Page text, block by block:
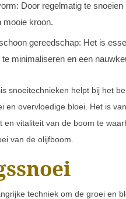
Door regelmatig te
mooie kroon.
gereedschap: Het is
minimaliseren en een
snoeitechnieken helpt bij het
en overvloedige bloei. Het is
en vitaliteit van de boom te
van de olijfboom.
techniek om de groei en